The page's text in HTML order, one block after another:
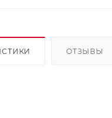
ОТЗЫВЫ